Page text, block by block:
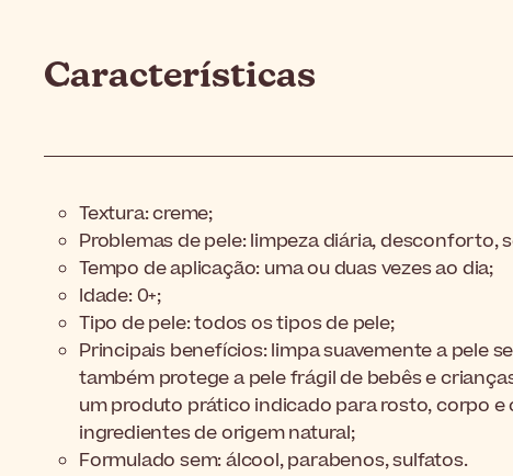
Características
Textura: creme;
Problemas de pele: limpeza diária, desconforto,
Tempo de aplicação: uma ou duas vezes ao dia;
Idade: 0+;
Tipo de pele: todos os tipos de pele;
Principais benefícios: limpa suavemente a pele
também protege a pele frágil de bebês e
um produto prático indicado para rosto, corpo e
ingredientes de origem natural;
Formulado sem: álcool, parabenos, sulfatos.